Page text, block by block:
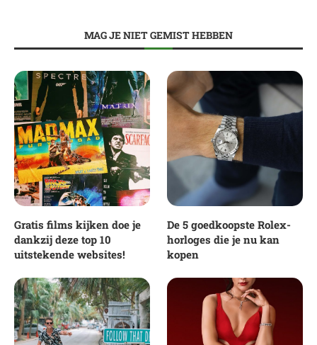
MAG JE NIET GEMIST HEBBEN
Gratis films kijken doe je
dankzij deze top 10
uitstekende websites!
De 5 goedkoopste Rolex-
horloges die je nu kan
kopen